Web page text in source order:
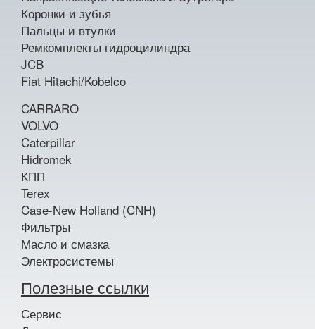
Коронки и зубья
Пальцы и втулки
Ремкомплекты гидроцилиндра
JCB
Fiat Hitachi/Kobelco
CARRARO
VOLVO
Caterpillar
Hidromek
КПП
Terex
Case-New Holland (CNH)
Фильтры
Масло и смазка
Электросистемы
Полезные ссылки
Сервис